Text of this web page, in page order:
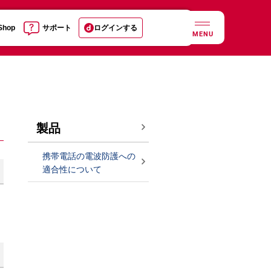
サポート ログインする
MENU
製品
携帯電話の電波防護への
適合性について